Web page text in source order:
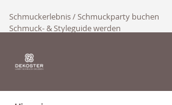
Schmuckerlebnis / Schmuckparty buchen
Schmuck- & Styleguide werden